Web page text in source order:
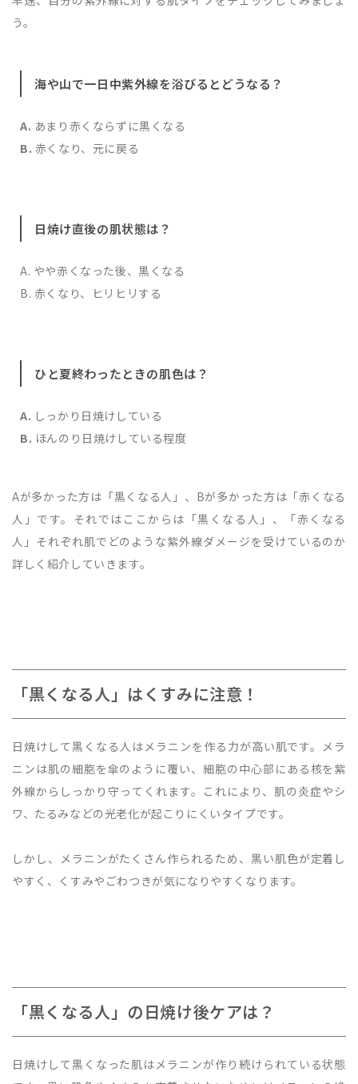
う。
海や山で一日中紫外線を浴びるとどうなる？
A. あまり赤くならずに黒くなる
B. 赤くなり、元に戻る
日焼け直後の肌状態は？
A. やや赤くなった後、黒くなる
B. 赤くなり、ヒリヒリする
ひと夏終わったときの肌色は？
A. しっかり日焼けしている
B. ほんのり日焼けしている程度
Aが多かった方は「黒くなる人」、Bが多かった方は「赤くなる
人」です。それではここからは「黒くなる人」、「赤くなる
人」それぞれ肌でどのような紫外線ダメージを受けているのか
詳しく紹介していきます。
「黒くなる人」はくすみに注意！
日焼けして黒くなる人はメラニンを作る力が高い肌です。メラ
ニンは肌の細胞を傘のように覆い、細胞の中心部にある核を紫
外線からしっかり守ってくれます。これにより、肌の炎症やシ
ワ、たるみなどの光老化が起こりにくいタイプです。
しかし、メラニンがたくさん作られるため、黒い肌色が定着し
やすく、くすみやごわつきが気になりやすくなります。
「黒くなる人」の日焼け後ケアは？
日焼けして黒くなった肌はメラニンが作り続けられている状態